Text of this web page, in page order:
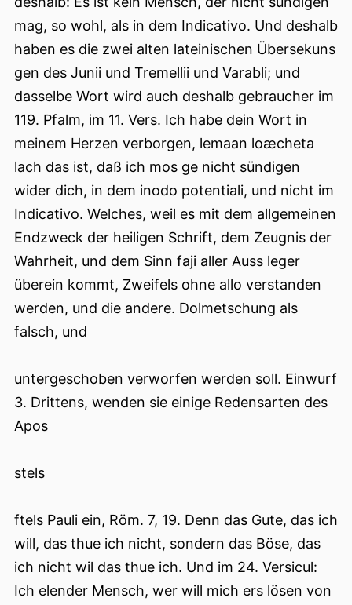
mag, so wohl, als in dem Indicativo. Und deshalb
haben es die zwei alten lateinischen Übersekuns
gen des Junii und Tremellii und Varabli; und
dasselbe Wort wird auch deshalb gebraucher im
119. Pfalm, im 11. Vers. Ich habe dein Wort in
meinem Herzen verborgen, lemaan loæcheta
lach das ist, daß ich mos ge nicht sündigen
wider dich, in dem inodo potentiali, und nicht im
Indicativo. Welches, weil es mit dem allgemeinen
Endzweck der heiligen Schrift, dem Zeugnis der
Wahrheit, und dem Sinn faji aller Auss leger
überein kommt, Zweifels ohne allo verstanden
werden, und die andere. Dolmetschung als
falsch, und
untergeschoben verworfen werden soll. Einwurf
3. Drittens, wenden sie einige Redensarten des
Apos
stels
ftels Pauli ein, Röm. 7, 19. Denn das Gute, das ich
will, das thue ich nicht, sondern das Böse, das
ich nicht wil das thue ich. Und im 24. Versicul:
Ich elender Mensch, wer will mich ers lösen von